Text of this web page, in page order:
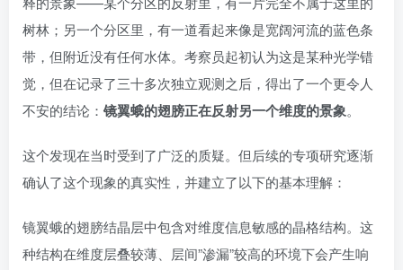
树林；另一个分区里，有一道看起来像是宽阔河流的蓝色条
带，但附近没有任何水体。考察员起初认为这是某种光学错
觉，但在记录了三十多次独立观测之后，得出了一个更令人
不安的结论： 镜翼蛾的翅膀正在反射另一个维度的景象。
这个发现在当时受到了广泛的质疑。但后续的专项研究逐渐
确认了这个现象的真实性，并建立了以下的基本理解：
镜翼蛾的翅膀结晶层中包含对维度信息敏感的晶格结构。这
种结构在维度层叠较薄、层间”渗漏”较高的环境下会产生响